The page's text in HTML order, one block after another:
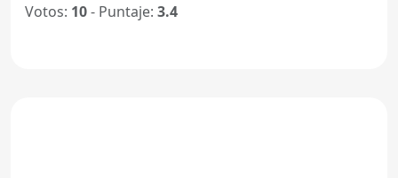
Votos: 10- Puntaje: 3.4